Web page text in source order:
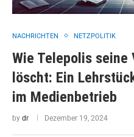
NACHRICHTEN NETZPOLITIK
Wie Telepolis seine
löscht: Ein
im Medienbetrieb
by dr Dezember 19, 2024